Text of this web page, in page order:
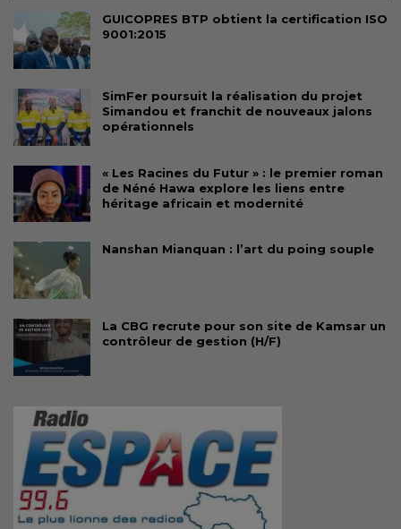
GUICOPRES BTP obtient la certification ISO
9001:2015
SimFer poursuit la réalisation du projet
Simandou et franchit de nouveaux jalons
opérationnels
« Les Racines du Futur » : le premier roman
de Néné Hawa explore les liens entre
héritage africain et modernité
Nanshan Mianquan : l’art du poing souple
La CBG recrute pour son site de Kamsar un
contrôleur de gestion (H/F)